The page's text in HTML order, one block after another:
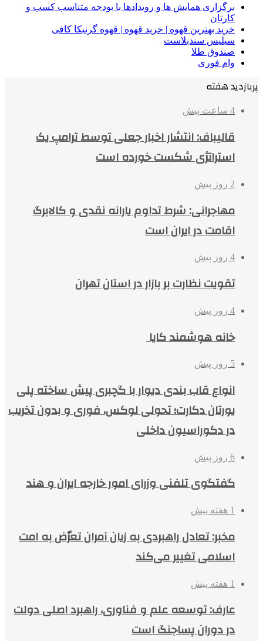
برگزاری همایش ها و رویدادها با بودجه متناسب کسب و
کارتان
خرید بهترین قهوه | خرید قهوه | قهوه گرنیکا کافی
سیلیس سندبلاست
صندوق طلا
وام فوری
پربازدید هفته
4 ساعت پیش
قالیباف: انتشار اخبار جعلی توسط ترامپ یک
استراتژی شکست خورده است
2 روز پیش
مهاجرانی: شرط تداوم یارانه نقدی و کالابرگ
اقامت در ایران است
4 روز پیش
تقویت نظارت بر بازار در استان تهران
4 روز پیش
خانه هوشمند کایا
5 روز پیش
انواع قاب بندی دیوار با گچبری پیش ساخته پلی
یورتان دکارت؛ تحولی لوکس، فوری و بدون تخریب
در دکوراسیون داخلی
6 روز پیش
گفتگوی تلفنی وزرای امور خارجه ایران و هند
1 هفته پیش
مخبر: تعادل راهبردی به زیان آمران تعرّض به امت
اسلامی تغییر می‌کند
1 هفته پیش
عارف: توسعه علم و فناوری، راهبرد اصلی دولت
در دوران پساجنگ است